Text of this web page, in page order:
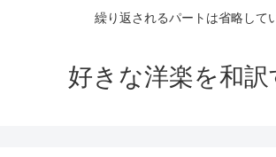
繰り返されるパートは省略して
好きな洋楽を和